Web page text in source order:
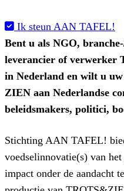
Ik steun AAN TAFEL!
Bent u als NGO,
leverancier of verwerker
in Nederland en wilt u
ZIEN aan Nederlandse
beleidsmakers, politici,
Stichting AAN TAFEL!
voedselinnovatie(s) van
impact onder de aandacht